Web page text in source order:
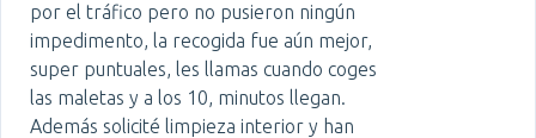
por el tráfico pero no pusieron ningún
impedimento, la recogida fue aún mejor,
super puntuales, les llamas cuando coges
las maletas y a los 10, minutos llegan.
Además solicité limpieza interior y han